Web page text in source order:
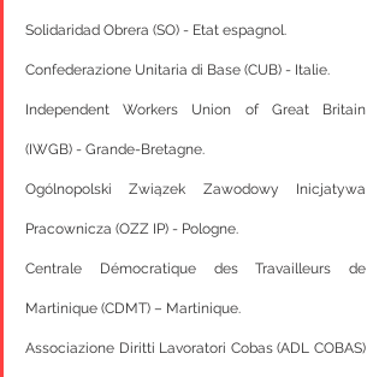
Solidaridad Obrera (SO) - Etat espagnol.
Confederazione Unitaria di Base (CUB) - Italie.
Independent Workers Union of Great Britain
(IWGB) - Grande-Bretagne.
Ogólnopolski Związek Zawodowy Inicjatywa
Pracownicza (OZZ IP) - Pologne.
Centrale Démocratique des Travailleurs de
Martinique (CDMT) – Martinique.
Associazione Diritti Lavoratori Cobas (ADL COBAS)